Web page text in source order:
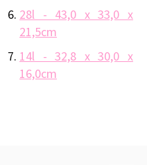
28l - 43,0 x 33,0 x
21,5cm
14l - 32,8 x 30,0 x
16,0cm